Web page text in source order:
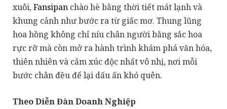
xuôi,Fansipan chào hè bằng thời tiết mát lạnh và
khung cảnh như bước ra từ giấc mơ. Thung lũng
hoa hồng không chỉ níu chân người bằng sắc hoa
rực rỡ mà còn mở ra hành trình khám phá văn hóa,
thiên nhiên và cảm xúc độc nhất vô nhị, nơi mỗi
bước chân đều để lại dấu ấn khó quên.
Theo Diễn Đàn Doanh Nghiệp